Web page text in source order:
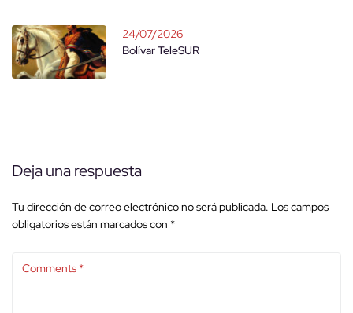
24/07/2026
Bolívar TeleSUR
Deja una respuesta
Tu dirección de correo electrónico no será publicada. Los campos
obligatorios están marcados con *